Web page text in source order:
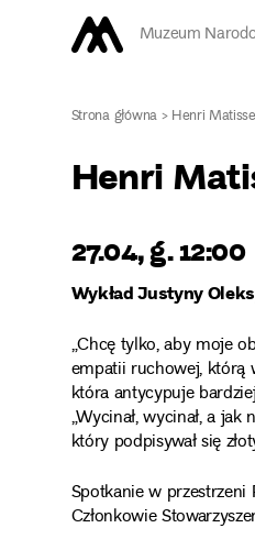
Muzeum
Strona główna>Henri
Henri
27.04, g. 12:00
Wykład Justyny
„Chcę tylko, aby moje
empatii ruchowej, którą
która antycypuje
„Wycinał, wycinał, a
który podpisywał się
Spotkanie w przestrzeni
Członkowie